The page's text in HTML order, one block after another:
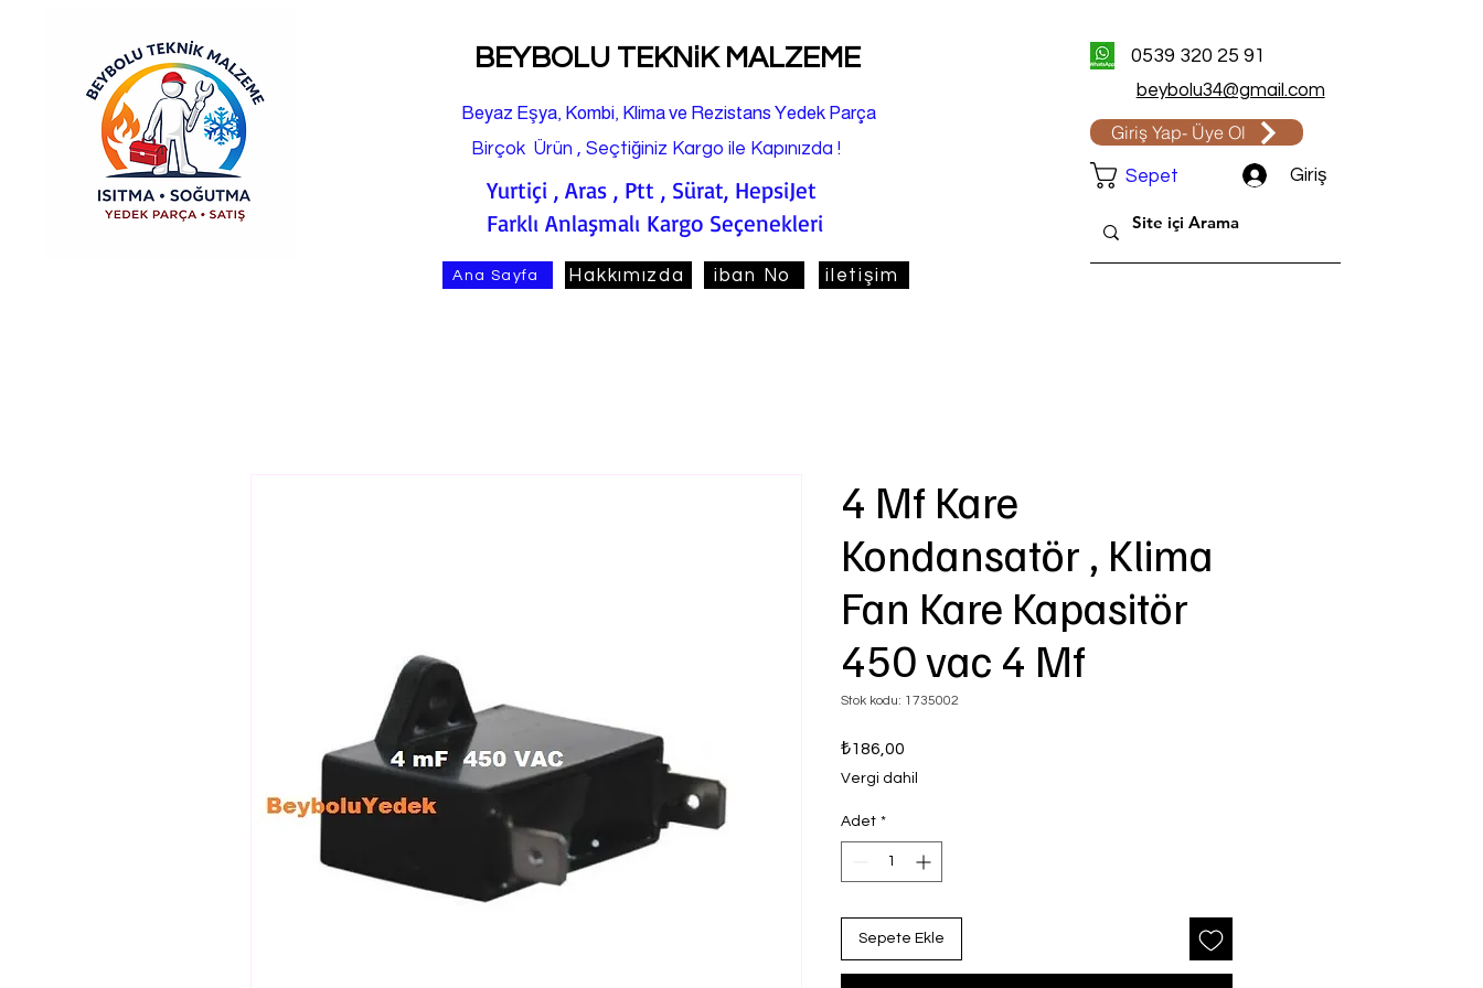
BEYBOLU TEKNiK MALZEME
Beyaz Eşya, Kombi, Klima ve Rezistans Yedek Parça
Birçok Ürün , Seçtiğiniz Kargo ile Kapınızda !
Yurtiçi , Aras , Ptt , Sürat, HepsiJet
Farklı Anlaşmalı Kargo Seçenekleri
Ana Sayfa Hakkımızda iban No iletişim
0539 320 25 91
beybolu34@gmail.com
Giriş Yap- Üye Ol
Sepet Giriş
4 Mf Kare
Kondansatör , Klima
Fan Kare Kapasitör
450 vac 4 Mf
Stok kodu: 1735002
₺186,00
Vergi dahil
Adet *
Sepete Ekle